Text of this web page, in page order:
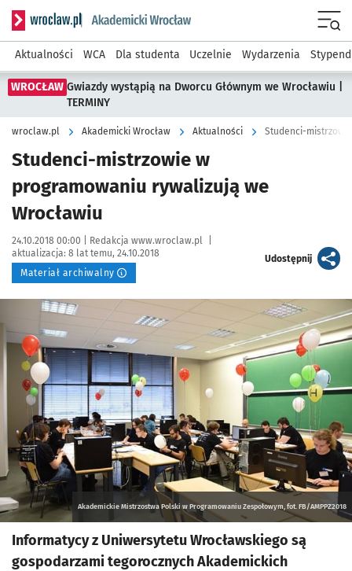
Serwis informacyjny wroclaw.pl podserwis: Akademicki
Aktualności WCA Dla studenta Uczelnie Wydarzenia
WROCŁAW Gwiazdy wystąpią na Dworcu Głównym we Wrocławiu |
TERMINY
wroclaw.pl Akademicki Wrocław Aktualności Studenci-
Studenci-mistrzowie w
programowaniu rywalizują we
Wrocławiu
Data publikacji:
24.10.2018 00:00 | Autor:
Redakcja www.wroclaw.pl
aktualizacja: 8 lat temu, 24.10.2018
Materiał archiwalny
Udostępnijartykuł
Kliknij, aby powiększyć
Akademickie Mistrzostwa Polski w Programowaniu Zespołowym, fot. FB/AMPPZ2018
Informatycy z Uniwersytetu Wrocławskiego są
gospodarzami tegorocznych Akademickich